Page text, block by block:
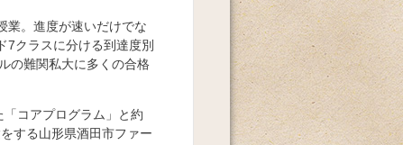
業。進度が速いだけでな
7クラスに分ける到達度別
の難関私大に多くの合格
コアプログラム」と約
する山形県酒田市ファー